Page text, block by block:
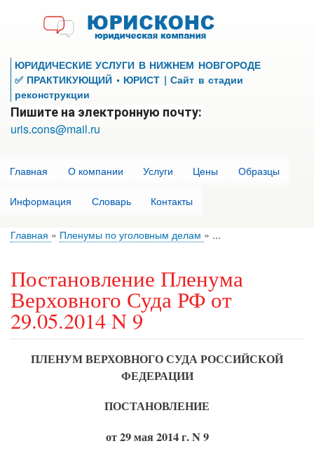
к
основному
содержанию
ЮРИДИЧЕСКИЕ УСЛУГИ В НИЖНЕМ НОВГОРОДЕ
✅ ПРАКТИКУЮЩИЙ • ЮРИСТ | Сайт в стадии
реконструкции
Пишите на электронную почту:
uris.cons@mail.ru
Главная О компании Услуги Цены Образцы
Информация Словарь Контакты
Главная Пленумы по уголовным делам ...
Постановление Пленума
Верховного Суда РФ от
29.05.2014 N 9
ПЛЕНУМ ВЕРХОВНОГО СУДА РОССИЙСКОЙ
ФЕДЕРАЦИИ
ПОСТАНОВЛЕНИЕ
от 29 мая 2014 г. N 9